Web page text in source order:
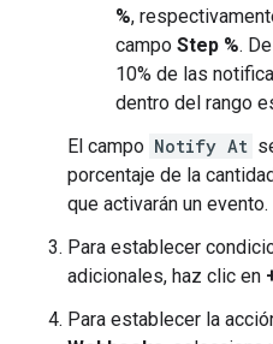
%,
campo Step %.
10% de las
dentro del rango
El campo Notify At
porcentaje de la
que activarán un evento.
Para establecer
adicionales, haz clic en
Para establecer la